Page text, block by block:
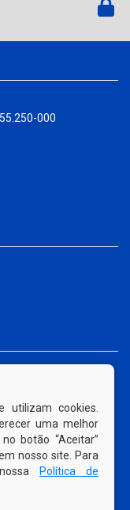
000
utilizam cookies.
uma melhor
botão “Aceitar”
nosso site. Para
Política de